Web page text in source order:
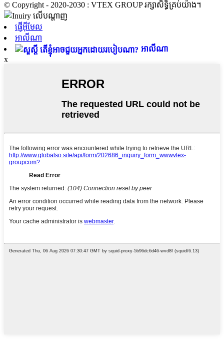
© Copyright - 2020-2030 : VTEX GROUP រក្សាសិទ្ធិគ្រប់យ៉ាង។
ផ្ញើអ៊ីមែល
អាលីណា
អាលីណា
x